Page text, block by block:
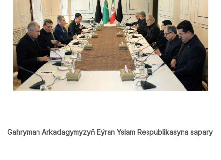
Gahryman Arkadagymyzyň Eýran Yslam Respublikasyna sapary